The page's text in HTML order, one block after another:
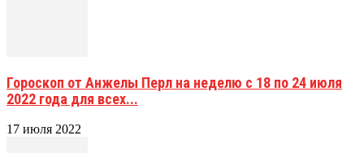
Гороскоп от Анжелы Перл на неделю с 18 по 24 июля
2022 года для всех...
17 июля 2022